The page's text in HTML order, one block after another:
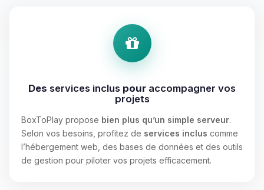
Des services inclus pour accompagner vos
projets
BoxToPlay propose bien plus qu’un simple serveur.
Selon vos besoins, profitez de services inclus comme
l’hébergement web, des bases de données et des outils
de gestion pour piloter vos projets efficacement.